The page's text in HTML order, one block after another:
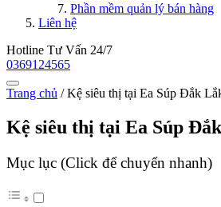
Phần mềm quản lý bán hàng
Liên hệ
Hotline Tư Vấn 24/7
0369124565
Trang chủ /Kệ siêu thị tại Ea Súp Đắk
Kệ siêu thị tại Ea Súp
Mục lục (Click để chuyển nhanh)